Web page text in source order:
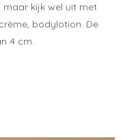
kijk wel uit met
bodylotion. De
4 cm.